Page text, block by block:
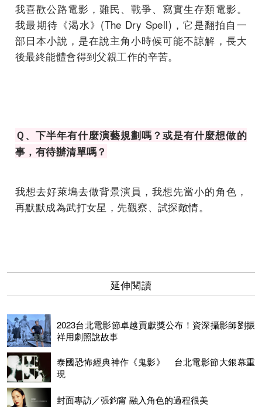
我喜歡公路電影，難民、戰爭、寫實生存類電影。
我最期待《渴水》(The Dry Spell)，它是翻拍自一
部日本小說，是在說主角小時候可能不諒解，長大
後最終能體會得到父親工作的辛苦。
Ｑ、下半年有什麼演藝規劃嗎？或是有什麼想做的
事，有待辦清單嗎？
我想去好萊塢去做背景演員，我想先當小的角色，
再默默成為武打女星，先觀察、試探敵情。
延伸閱讀
2023台北電影節卓越貢獻獎公布！資深攝影師劉振
祥用劇照說故事
泰國恐怖經典神作《鬼影》 台北電影節大銀幕重
現
封面專訪／張鈞甯 融入角色的過程很美